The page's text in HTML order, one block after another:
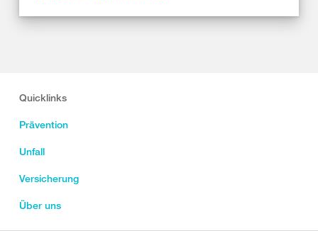
Quicklinks
Prävention
Unfall
Versicherung
Über uns